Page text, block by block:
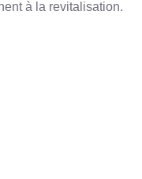
à la revitalisation.